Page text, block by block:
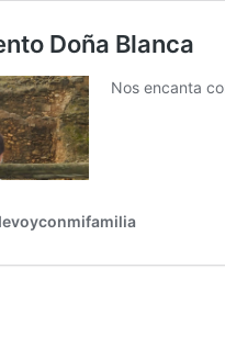
Doña Blanca
Nos encanta